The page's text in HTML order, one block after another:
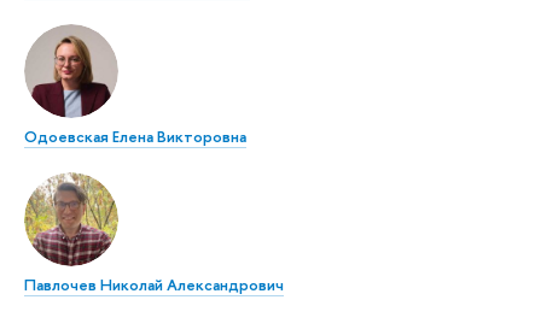
Одоевская Елена Викторовна
Павлочев Николай Александрович